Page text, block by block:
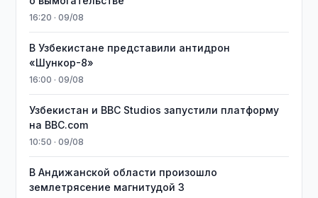
16:20 · 09/08
В Узбекистане представили антидрон
«Шункор-8»
16:00 · 09/08
Узбекистан и BBC Studios запустили платформу
на BBC.com
10:50 · 09/08
В Андижанской области произошло
землетрясение магнитудой 3